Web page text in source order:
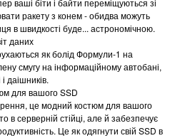
ваші біти і байти переміщуються зі
ракету з конем - обидва можуть
в швидкості буде... астрономічною.
даних
як болід Формули-1 на
смугу на інформаційному автобані,
даішників.
для вашого SSD
це модний костюм для вашого
в серверній стійці, але й забезпечує
Це як одягнути свій SSD в